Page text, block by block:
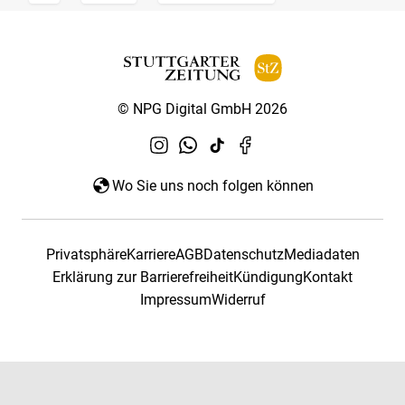
© NPG Digital GmbH 2026
Wo Sie uns noch folgen können
PrivatsphäreKarriereAGBDatenschutzMediadaten
Erklärung zur BarrierefreiheitKündigungKontakt
ImpressumWiderruf